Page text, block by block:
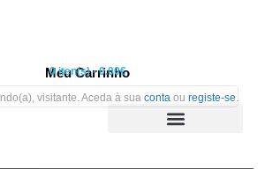
Meu Carrinho
0 iten(s) - 0.00€
visitante. Aceda à sua conta ou registe-se.